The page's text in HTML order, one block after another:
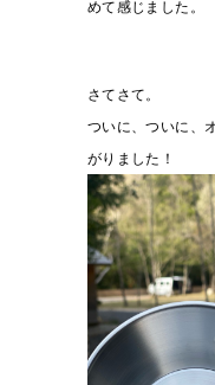
めて感じました。
さてさて。
ついに、ついに、
がりました！